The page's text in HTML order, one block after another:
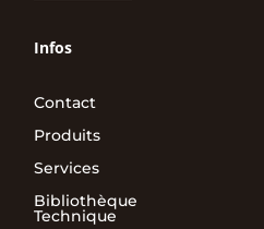
Infos
Contact
Produits
Services
Bibliothèque
Technique